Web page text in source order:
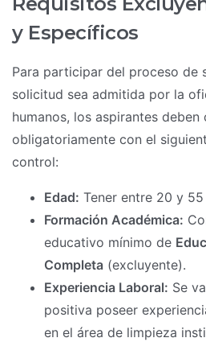
y Específicos
Para participar del proceso de
solicitud sea admitida por la
humanos, los aspirantes deben
obligatoriamente con el
control:
Edad: Tener entre 20 y
Formación Académica:
educativo mínimo de
Completa (excluyente).
Experiencia Laboral: Se
positiva poseer
en el área de limpieza